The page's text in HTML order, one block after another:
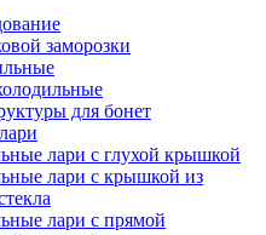
заморозки
для бонет
лари с глухой крышкой
лари с крышкой из
лари с прямой